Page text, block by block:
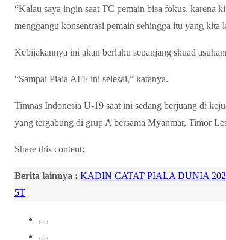
“Kalau saya ingin saat TC pemain bisa fokus, karena
menggangu konsentrasi pemain sehingga itu yang kita
Kebijakannya ini akan berlaku sepanjang skuad
“Sampai Piala AFF ini selesai,” katanya.
Timnas Indonesia U-19 saat ini sedang berjuang di
yang tergabung di grup A bersama Myanmar, Timor
Share this content:
Berita lainnya : KADIN CATAT PIALA DUNIA
5T